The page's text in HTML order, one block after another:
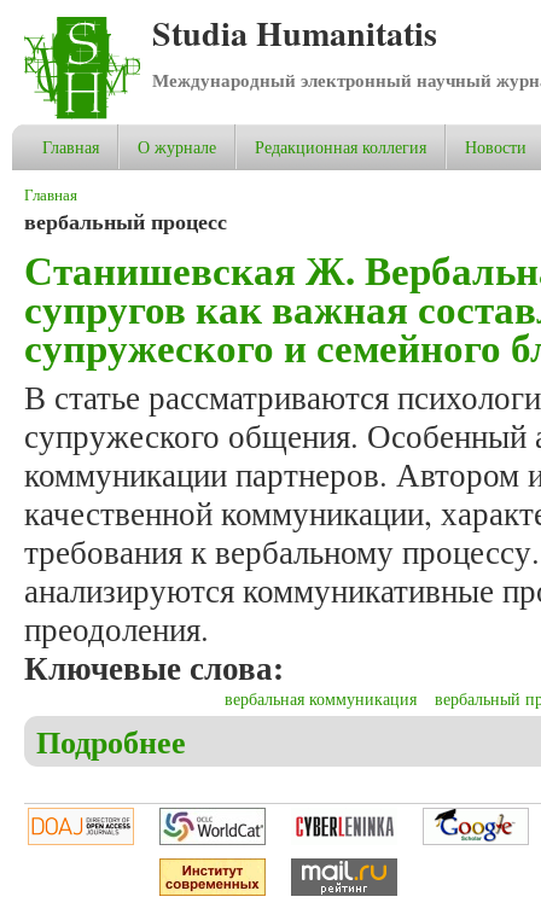
Studia Humanitatis
Международный электронный научный
Главная О журнале Редакционная коллегия Новости
Вы здесь
Главная
вербальный процесс
Станишевская Ж.
супругов как важная
супружеского и семейного
В статье рассматриваются
супружеского общения. Особенный
коммуникации партнеров. Автором
качественной коммуникации,
требования к вербальному
анализируются коммуникативные
преодоления.
Ключевые слова:
вербальная коммуникация вербальный
Подробнее